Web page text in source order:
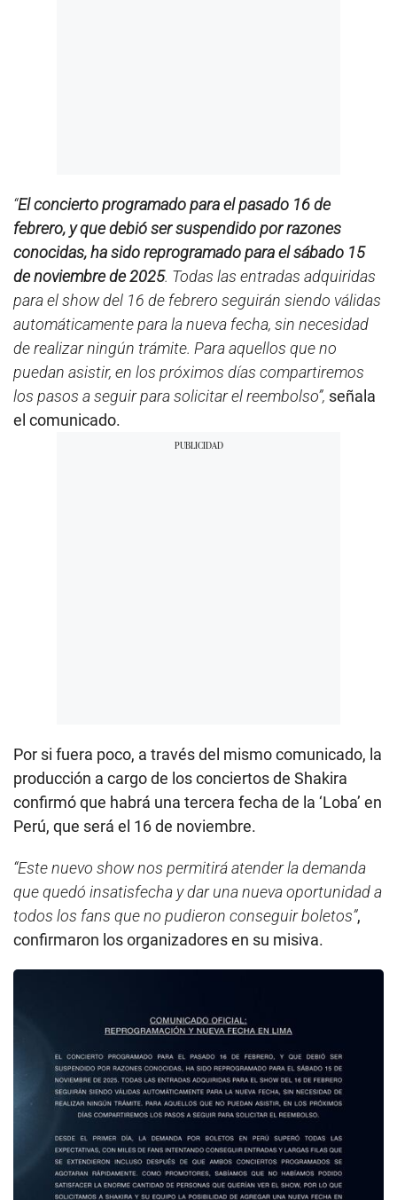
“El concierto programado para el pasado 16 de
febrero, y que debió ser suspendido por razones
conocidas, ha sido reprogramado para el sábado 15
de noviembre de 2025. Todas las entradas adquiridas
para el show del 16 de febrero seguirán siendo válidas
automáticamente para la nueva fecha, sin necesidad
de realizar ningún trámite. Para aquellos que no
puedan asistir, en los próximos días compartiremos
los pasos a seguir para solicitar el reembolso”, señala
el comunicado.
Por si fuera poco, a través del mismo comunicado, la
producción a cargo de los conciertos de Shakira
confirmó que habrá una tercera fecha de la ‘Loba’ en
Perú, que será el 16 de noviembre.
“Este nuevo show nos permitirá atender la demanda
que quedó insatisfecha y dar una nueva oportunidad a
todos los fans que no pudieron conseguir boletos”,
confirmaron los organizadores en su misiva.